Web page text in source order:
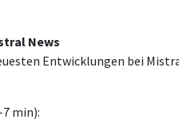
News
Entwicklungen bei
min):